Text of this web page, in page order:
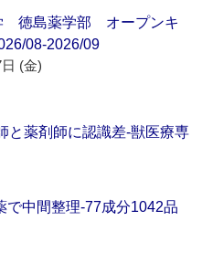
徳島薬学部 オープンキ
08-2026/09
(金)
と薬剤師に認識差‐獣医療専
で中間整理‐77成分1042品